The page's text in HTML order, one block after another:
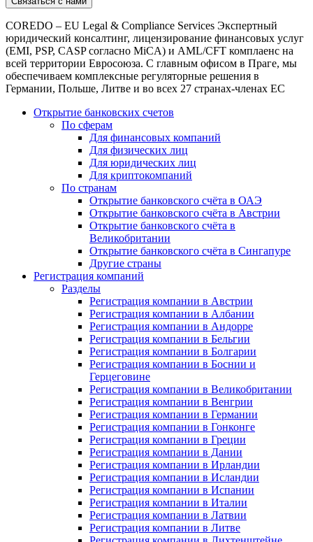
COREDO – EU Legal & Compliance Services Экспертный
юридический консалтинг, лицензирование финансовых услуг
(EMI, PSP, CASP согласно MiCA) и AML/CFT комплаенс на
всей территории Евросоюза. С главным офисом в Праге, мы
обеспечиваем комплексные регуляторные решения в
Германии, Польше, Литве и во всех 27 странах-членах ЕС
Открытие банковских счетов
По сферам
Для финансовых компаний
Для физических лиц
Для юридических лиц
Для криптокомпаний
По странам
Открытие банковского счёта в ОАЭ
Открытие банковского счёта в Австрии
Открытие банковского счёта в
Великобритании
Открытие банковского счёта в Сингапуре
Другие страны
Регистрация компаний
Разделы
Регистрация компании в Австрии
Регистрация компании в Албании
Регистрация компании в Андорре
Регистрация компании в Бельгии
Регистрация компании в Болгарии
Регистрация компании в Боснии и
Герцеговине
Регистрация компании в Великобритании
Регистрация компании в Венгрии
Регистрация компании в Германии
Регистрация компании в Гонконге
Регистрация компании в Греции
Регистрация компании в Дании
Регистрация компании в Ирландии
Регистрация компании в Исландии
Регистрация компании в Испании
Регистрация компании в Италии
Регистрация компании в Латвии
Регистрация компании в Литве